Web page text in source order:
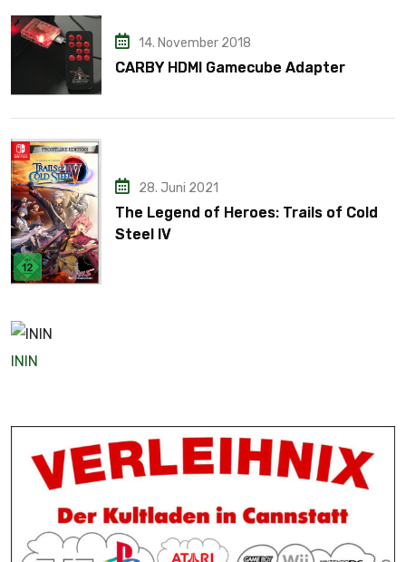
14. November 2018
CARBY HDMI Gamecube Adapter
28. Juni 2021
The Legend of Heroes: Trails of Cold
Steel IV
ININ